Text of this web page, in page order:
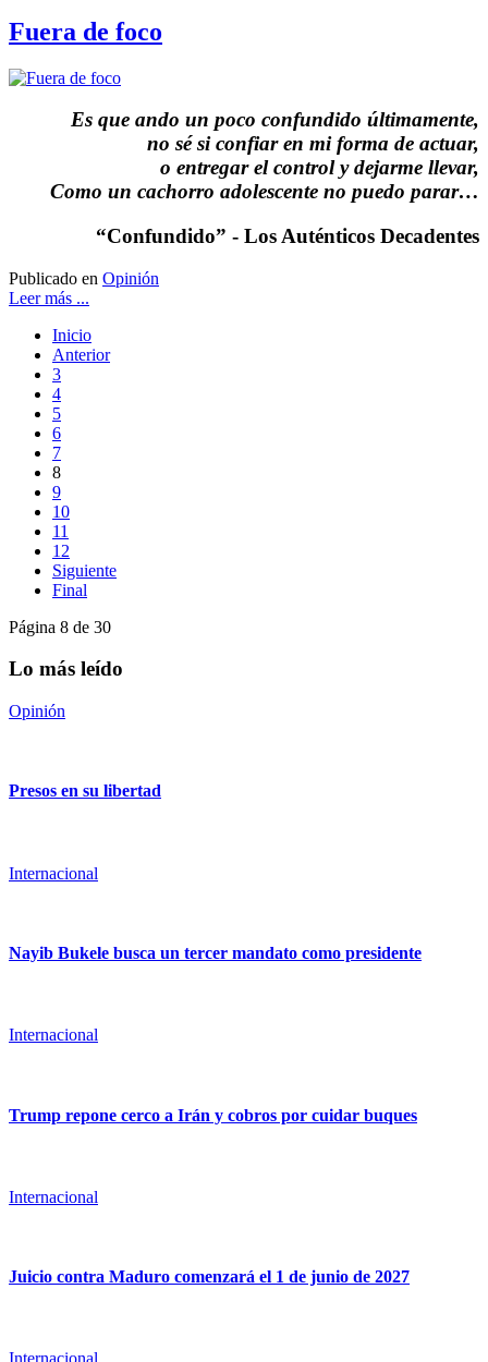
Fuera de foco
Es que ando un poco confundido últimamente,
no sé si confiar en mi forma de actuar,
o entregar el control y dejarme llevar,
Como un cachorro adolescente no puedo parar…
“Confundido” - Los Auténticos Decadentes
Publicado en Opinión
Leer más ...
Inicio
Anterior
3
4
5
6
7
8
9
10
11
12
Siguiente
Final
Página 8 de 30
Lo más leído
Opinión
Presos en su libertad
Internacional
Nayib Bukele busca un tercer mandato como presidente
Internacional
Trump repone cerco a Irán y cobros por cuidar buques
Internacional
Juicio contra Maduro comenzará el 1 de junio de 2027